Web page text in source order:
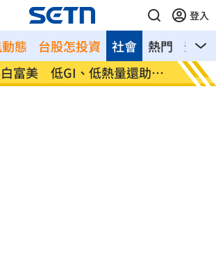
登入
態 台股怎投資 熱門 影音
社會
富美 低GI、低熱量還助排
28歲
晶